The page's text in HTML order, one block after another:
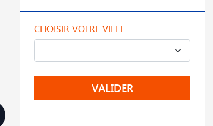
CHOISIR VOTRE VILLE
VALIDER